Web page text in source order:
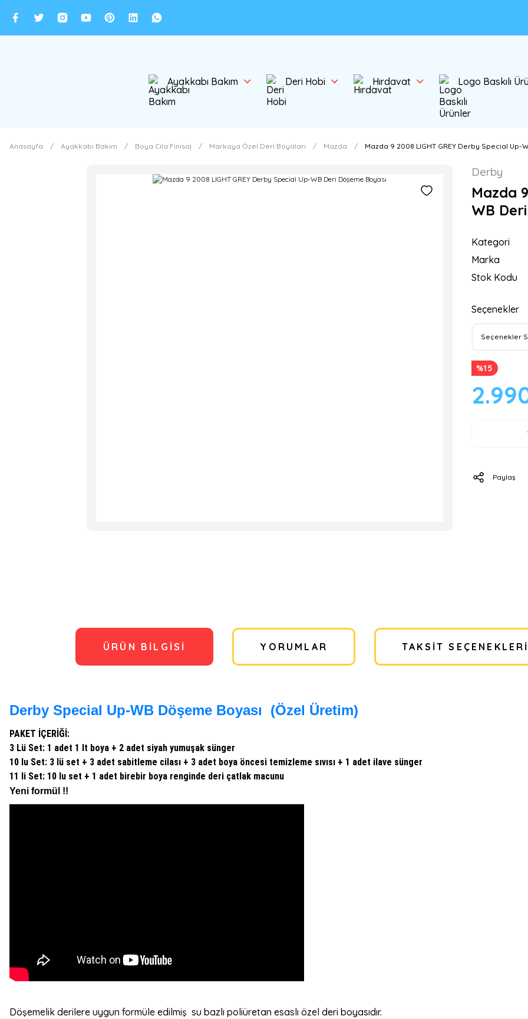
Ayakkabı Bakım Deri Hobi Hırdavat Logo Baskılı
Anasayfa Ayakkabı Bakım Boya Cila Finisaj Markaya Özel Deri Boyaları Mazda Mazda 9 2008 LIGHT GREY Derby Special Up-
Derby
Mazda
WB
Kategori
Marka
Stok Kodu
Seçenekler
%15
Paylaş
ÜRÜN BILGISI YORUMLAR TAKSIT SEÇENEKLERI
Derby Special Up-WB Döşeme Boyası (Özel Üretim)
PAKET İÇERİĞİ:
3 Lü Set: 1 adet 1 lt boya + 2 adet siyah yumuşak sünger
10 lu Set: 3 lü set + 3 adet sabitleme cilası + 3 adet boya öncesi temizleme sıvısı + 1 adet ilave sünger
11 li Set: 10 lu set + 1 adet birebir boya renginde deri çatlak macunu
Yeni formül !!
Döşemelik derilere uygun formüle edilmiş su bazlı poliüretan esaslı özel deri boyasıdır.